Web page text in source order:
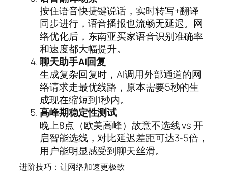
按住语音快捷键说话，实时转写+翻译
同步进行，语音播报也流畅无延迟。网
络优化后，东南亚买家语音识别准确率
和速度都大幅提升。
聊天助手AI回复
生成复杂回复时，AI调用外部通道的网
络请求走最优线路，原本需要5秒的生
成现在缩短到1秒内。
高峰期稳定性测试
晚上8点（欧美高峰）故意不选线 vs 开
启智能选线，对比延迟差距可达3-5倍，
用户能明显感受到聊天丝滑。
进阶技巧：让网络加速更极致